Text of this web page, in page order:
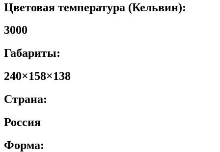
Цветовая температура (Кельвин):
3000
Габариты:
240×158×138
Страна:
Россия
Форма: